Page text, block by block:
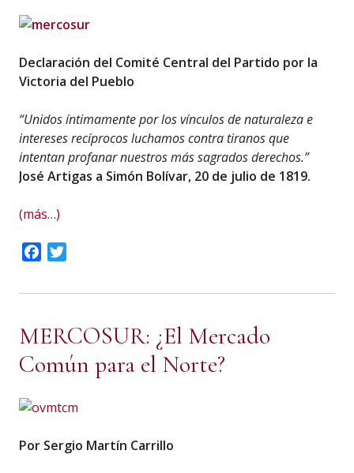
Declaración del Comité Central del Partido por la
Victoria del Pueblo
“Unidos íntimamente por los vínculos de naturaleza e
intereses recíprocos luchamos contra tiranos que
intentan profanar nuestros más sagrados derechos.”
José Artigas a Simón Bolívar, 20 de julio de 1819.
(más…)
Facebook
MERCOSUR: ¿El Mercado
Común para el Norte?
Por Sergio Martín Carrillo